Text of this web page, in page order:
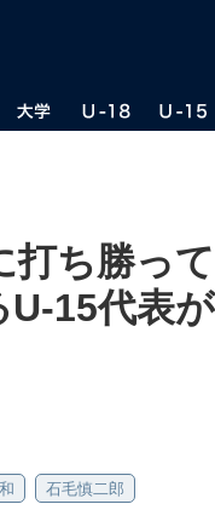
打ち勝っ
15代表
石毛慎二郎